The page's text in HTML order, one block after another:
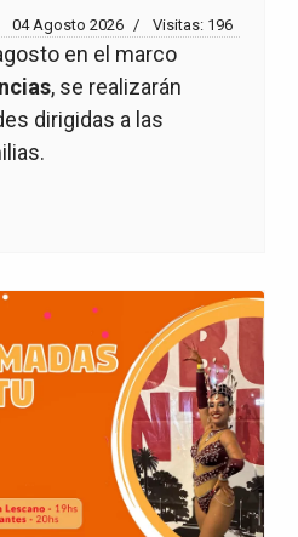
04 Agosto 2026 Visitas: 196
en el marco
, se realizarán
dirigidas a las